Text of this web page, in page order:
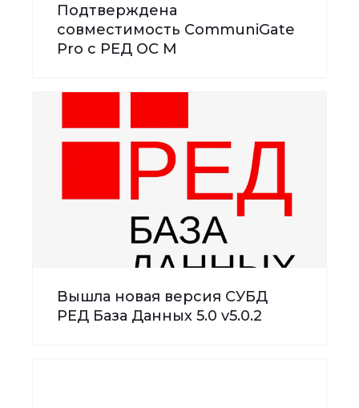
Подтверждена
совместимость CommuniGate
Pro с РЕД ОС М
Вышла новая версия СУБД
РЕД База Данных 5.0 v5.0.2